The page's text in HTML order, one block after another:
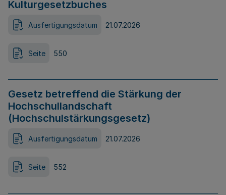
Kulturgesetzbuches
Ausfertigungsdatum 21.07.2026
Seite 550
Gesetz betreffend die Stärkung der
Hochschullandschaft
(Hochschulstärkungsgesetz)
Ausfertigungsdatum 21.07.2026
Seite 552